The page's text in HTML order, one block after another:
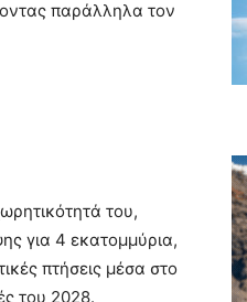
παράλληλα τον
του,
για 4 εκατομμύρια,
πτήσεις μέσα στο
του 2028.